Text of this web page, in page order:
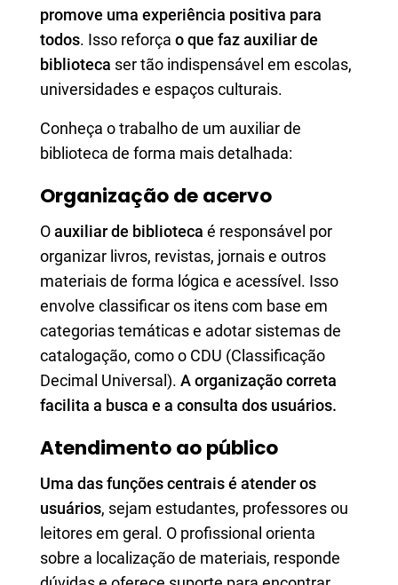
promove uma experiência positiva para
todos. Isso reforça o que faz auxiliar de
biblioteca ser tão indispensável em escolas,
universidades e espaços culturais.
Conheça o trabalho de um auxiliar de
biblioteca de forma mais detalhada:
Organização de acervo
Oauxiliar de biblioteca é responsável por
organizar livros, revistas, jornais e outros
materiais de forma lógica e acessível. Isso
envolve classificar os itens com base em
categorias temáticas e adotar sistemas de
catalogação, como o CDU (Classificação
Decimal Universal). A organização correta
facilita a busca e a consulta dos usuários.
Atendimento ao público
Uma das funções centrais é atender os
usuários, sejam estudantes, professores ou
leitores em geral. O profissional orienta
sobre a localização de materiais, responde